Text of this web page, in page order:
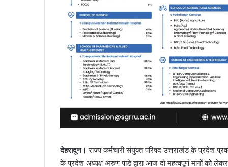
देहरादून। राज्य कर्मचारी संयुक्त परिषद उत्तराखंड के प्रदेश
के प्रदेश अध्यक्ष अरुण पांडे द्वारा आज दो महत्वपूर्ण मांगों को